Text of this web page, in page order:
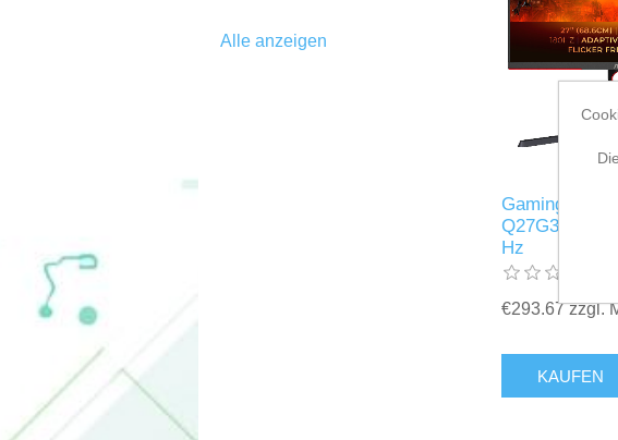
Alle anzeigen
Gaming-
Q27G3XMN/
Hz
€293.67 zzgl.
KAUFEN